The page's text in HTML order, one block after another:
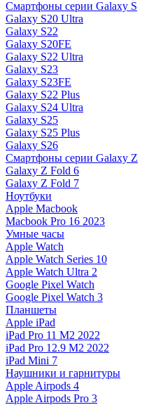
Смартфоны серии Galaxy S
Galaxy S20 Ultra
Galaxy S22
Galaxy S20FE
Galaxy S22 Ultra
Galaxy S23
Galaxy S23FE
Galaxy S22 Plus
Galaxy S24 Ultra
Galaxy S25
Galaxy S25 Plus
Galaxy S26
Смартфоны серии Galaxy Z
Galaxy Z Fold 6
Galaxy Z Fold 7
Ноутбуки
Apple Macbook
Macbook Pro 16 2023
Умные часы
Apple Watch
Apple Watch Series 10
Apple Watch Ultra 2
Google Pixel Watch
Google Pixel Watch 3
Планшеты
Apple iPad
iPad Pro 11 M2 2022
iPad Pro 12.9 M2 2022
iPad Mini 7
Наушники и гарнитуры
Apple Airpods 4
Apple Airpods Pro 3